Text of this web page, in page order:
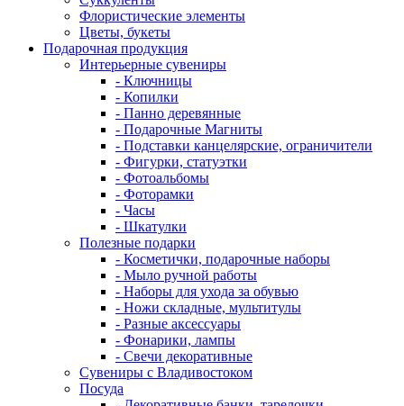
Флористические элементы
Цветы, букеты
Подарочная продукция
Интерьерные сувениры
- Ключницы
- Копилки
- Панно деревянные
- Подарочные Магниты
- Подставки канцелярские, ограничители
- Фигурки, статуэтки
- Фотоальбомы
- Фоторамки
- Часы
- Шкатулки
Полезные подарки
- Косметички, подарочные наборы
- Мыло ручной работы
- Наборы для ухода за обувью
- Ножи складные, мультитулы
- Разные аксессуары
- Фонарики, лампы
- Свечи декоративные
Сувениры с Владивостоком
Посуда